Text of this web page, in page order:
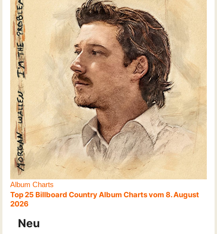
Album Charts
Top 25 Billboard Country Album Charts vom 8. August
2026
Neu